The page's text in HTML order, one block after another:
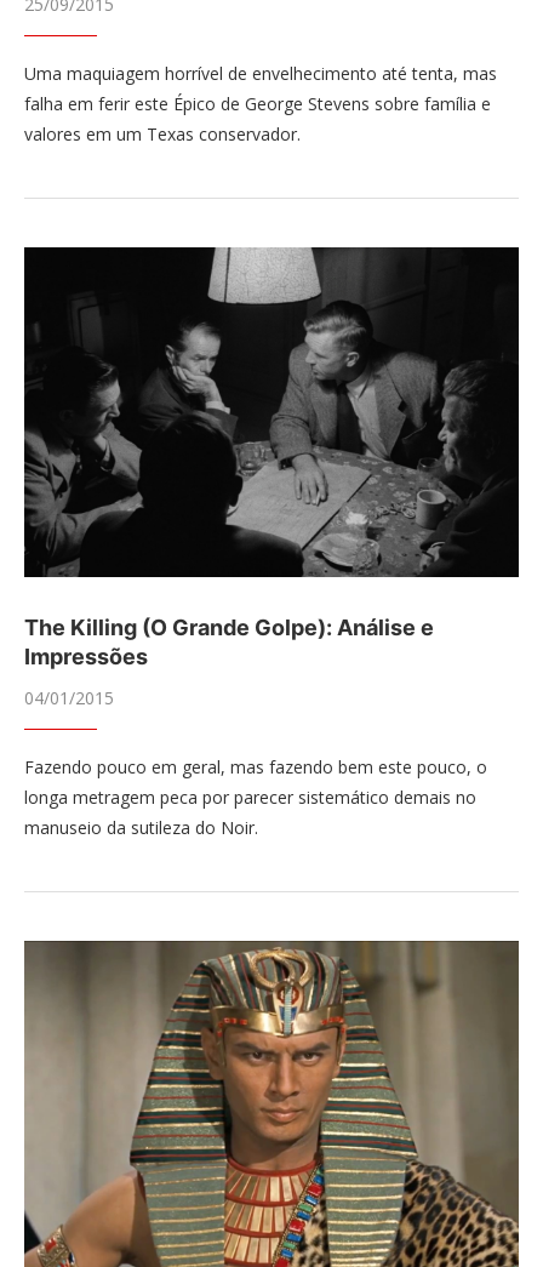
Uma maquiagem horrível de envelhecimento até tenta, mas
falha em ferir este Épico de George Stevens sobre família e
valores em um Texas conservador.
The Killing (O Grande Golpe): Análise e
Impressões
04/01/2015
Fazendo pouco em geral, mas fazendo bem este pouco, o
longa metragem peca por parecer sistemático demais no
manuseio da sutileza do Noir.